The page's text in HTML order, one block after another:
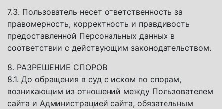
7.3. Пользователь несет ответственность за
правомерность, корректность и правдивость
предоставленной Персональных данных в
соответствии с действующим законодательством.
8. РАЗРЕШЕНИЕ СПОРОВ
8.1. До обращения в суд с иском по спорам,
возникающим из отношений между Пользователем
сайта и Администрацией сайта, обязательным